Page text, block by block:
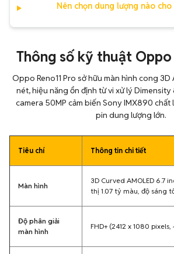
Nên chọn dung lượng nào cho
Thông số kỹ thuật Oppo
Oppo Reno11 Pro sở hữu màn hình cong 3D
nét, hiệu năng ổn định từ vi xử lý
camera 50MP cảm biến Sony IMX890
pin dung lượng lớn.
Tiêu chí Thông tin chi tiết
Màn hình
3D Curved AMOLED 6.7
thị 1.07 tỷ màu, độ sáng
Độ phân giải
màn hình
FHD+ (2412 x 1080